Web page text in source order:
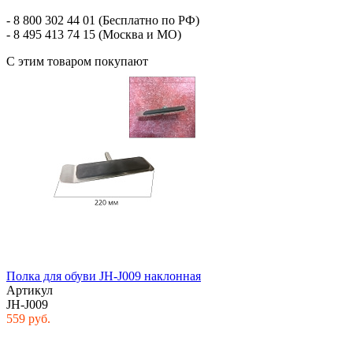
- 8 800 302 44 01 (Бесплатно по РФ)
- 8 495 413 74 15 (Москва и МО)
С этим товаром покупают
Полка для обуви JH-J009 наклонная
Артикул
JH-J009
559 руб.